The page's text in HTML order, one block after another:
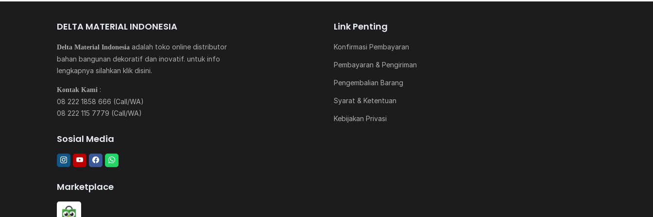
DELTA MATERIAL INDONESIA
Delta Material Indonesia adalah toko online distributor
bahan bangunan dekoratif dan inovatif. untuk info
lengkapnya silahkan klik disini.
Kontak Kami :
08 222 1858 666 (Call/WA)
08 222 115 7779 (Call/WA)
Sosial Media
Marketplace
Link Penting
Konfirmasi Pembayaran
Pembayaran & Pengiriman
Pengembalian Barang
Syarat & Ketentuan
Kebijakan Privasi